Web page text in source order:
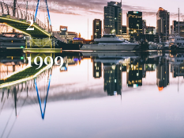
精选线路
2
覆盖国家
1999
创始年份